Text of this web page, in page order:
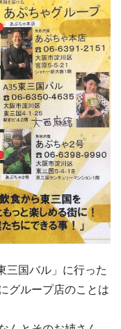
三国バル」に行った
グループ店のことは